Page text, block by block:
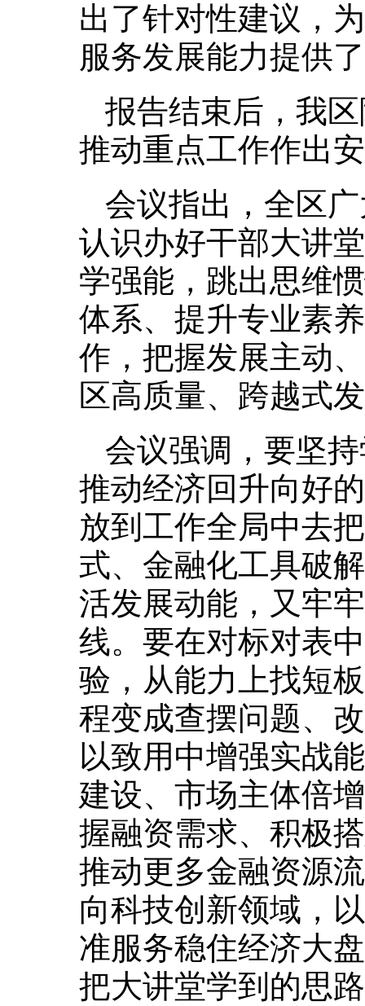
出了针对性建议，
服务发展能力提供
报告结束后，我
推动重点工作作出
会议指出，全区
认识办好干部大讲
学强能，跳出思维
体系、提升专业素
作，把握发展主动
区高质量、跨越式
会议强调，要坚
推动经济回升向好
放到工作全局中去
式、金融化工具破
活发展动能，又牢
线。要在对标对表
验，从能力上找短
程变成查摆问题、
以致用中增强实战
建设、市场主体倍
握融资需求、积极
推动更多金融资源
向科技创新领域，
准服务稳住经济大
把大讲堂学到的思